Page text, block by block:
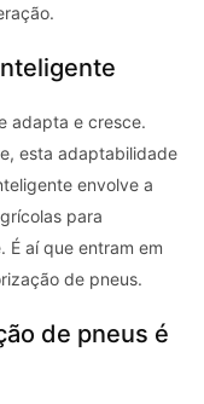
adapta e cresce.
esta adaptabilidade
envolve a
para
É aí que entram em
de pneus.
de pneus é